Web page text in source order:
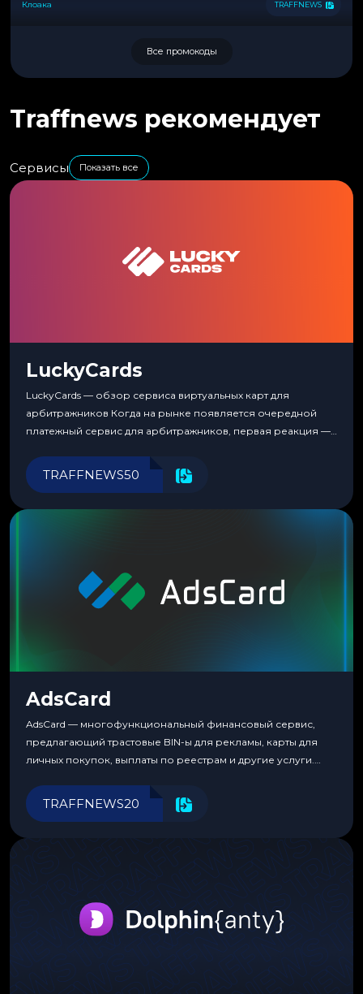
Клоака TRAFFNEWS
Все промокоды
Traffnews рекомендует
Сервисы Показать все
LuckyCards
LuckyCards — обзор сервиса виртуальных карт для
арбитражников Когда на рынке появляется очередной
платежный сервис для арбитражников, первая реакция —
перестаешь воспринимать всерьез любой новый продукт,
пока тот не докажет обратное делом. LuckyCards — история
TRAFFNEWS50
AdsCard
AdsCard — многофункциональный финансовый сервис,
предлагающий трастовые BIN-ы для рекламы, карты для
личных покупок, выплаты по реестрам и другие услуги.
инструменты для управления финансами.
TRAFFNEWS20